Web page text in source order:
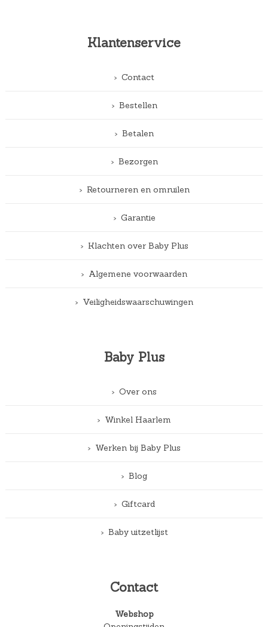
Klantenservice
Contact
Bestellen
Betalen
Bezorgen
Retourneren en omruilen
Garantie
Klachten over Baby Plus
Algemene voorwaarden
Veiligheidswaarschuwingen
Baby Plus
Over ons
Winkel Haarlem
Werken bij Baby Plus
Blog
Giftcard
Baby uitzetlijst
Contact
Webshop